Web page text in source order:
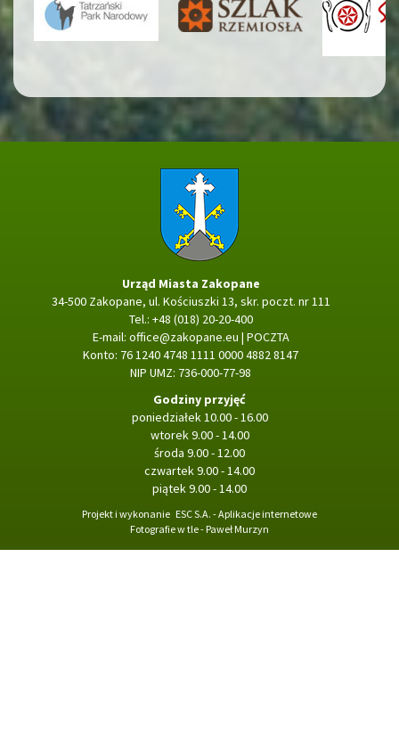
Strona główna
Urząd Miasta Zakopane
34-500 Zakopane, ul. Kościuszki 13, skr. poczt. nr 111
Tel.: +48 (018) 20-20-400
E-mail: office@zakopane.eu | POCZTA
Konto: 76 1240 4748 1111 0000 4882 8147
NIP UMZ: 736-000-77-98
Godziny przyjęć
poniedziałek 10.00 - 16.00
wtorek 9.00 - 14.00
środa 9.00 - 12.00
czwartek 9.00 - 14.00
piątek 9.00 - 14.00
Projekt i wykonanie ESC S.A. - Aplikacje internetowe
Fotografie w tle - Paweł Murzyn